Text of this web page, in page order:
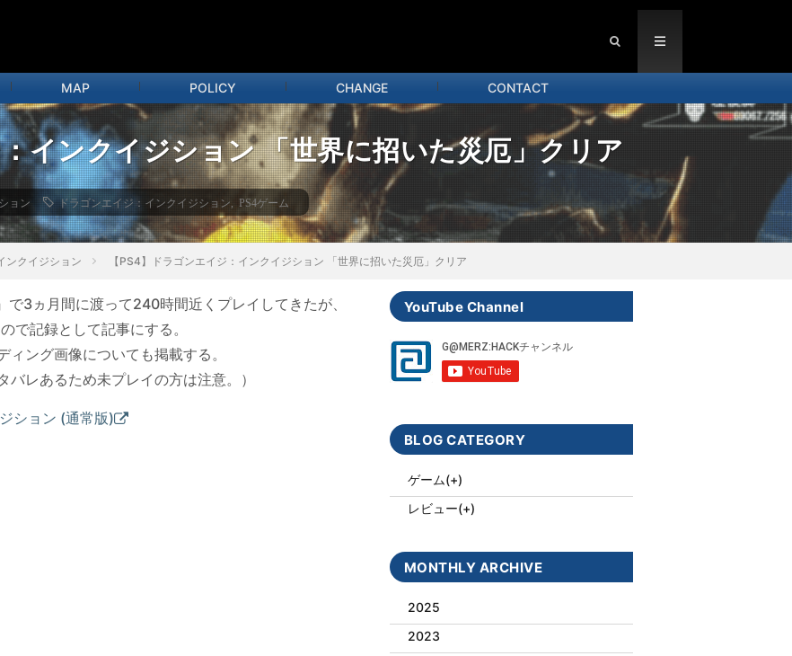
MAP POLICY CHANGE CONTACT
インクイジション 「世界に招いた災厄」クリア
ョン ドラゴンエイジ：インクイジション PS4ゲーム
ンクイジション 【PS4】ドラゴンエイジ：インクイジション 「世界に招いた災厄」クリア
3ヵ月間に渡って240時間近くプレイしてきたが、
で記録として記事にする。
ング画像についても掲載する。
バレあるため未プレイの方は注意。）
ション (通常版)
YouTube Channel
BLOG CATEGORY
ゲーム(+)
レビュー(+)
MONTHLY ARCHIVE
2025
2023